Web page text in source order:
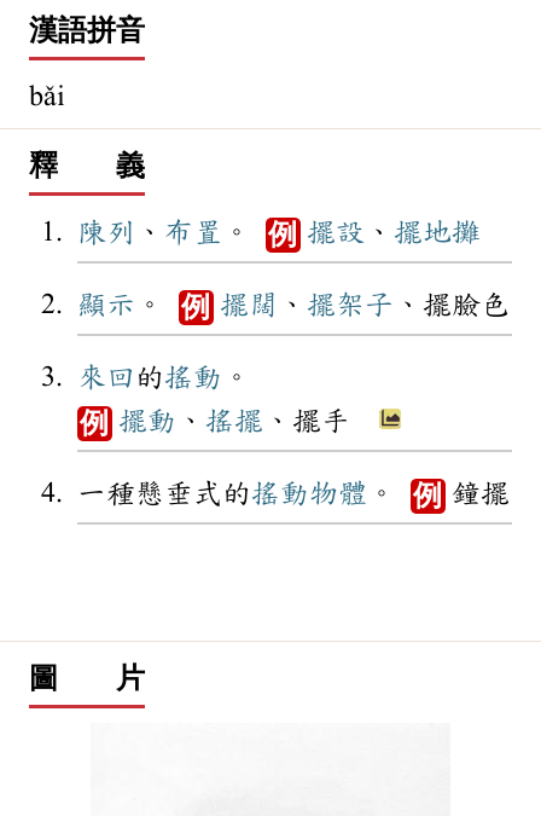
漢語拼音
bǎi
釋 義
陳列 、 布置 。 例 擺設 、 擺地攤
顯示 。 例 擺闊 、 擺架子 、擺臉色
來回 的搖動 。
例 擺動 、 搖擺 、擺手
一種懸垂式的搖動物體 。 例 鐘擺
圖 片